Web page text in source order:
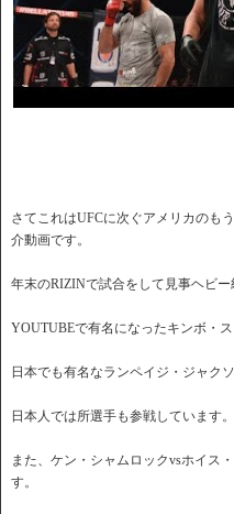
さてこれはUFCに次ぐアメリカのも
介動画です。
年末のRIZINで試合をして見事ヘビ
YOUTUBEで有名になったキンボ・
日本でも有名なランペイジ・ジャク
日本人では所選手も参戦しています。
また、ケン・シャムロックvsホイス
す。